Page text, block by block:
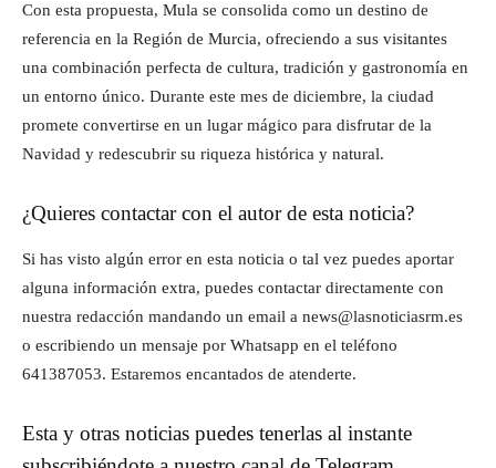
Con esta propuesta, Mula se consolida como un destino de
referencia en la Región de Murcia, ofreciendo a sus visitantes
una combinación perfecta de cultura, tradición y gastronomía en
un entorno único. Durante este mes de diciembre, la ciudad
promete convertirse en un lugar mágico para disfrutar de la
Navidad y redescubrir su riqueza histórica y natural.
¿Quieres contactar con el autor de esta noticia?
Si has visto algún error en esta noticia o tal vez puedes aportar
alguna información extra, puedes contactar directamente con
nuestra redacción mandando un email a news@lasnoticiasrm.es
o escribiendo un mensaje por Whatsapp en el teléfono
641387053. Estaremos encantados de atenderte.
Esta y otras noticias puedes tenerlas al instante